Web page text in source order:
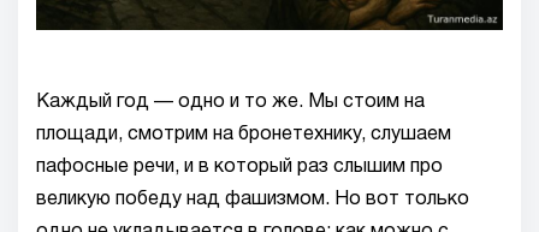
Каждый год — одно и то же. Мы стоим на
площади, смотрим на бронетехнику, слушаем
пафосные речи, и в который раз слышим про
великую победу над фашизмом. Но вот только